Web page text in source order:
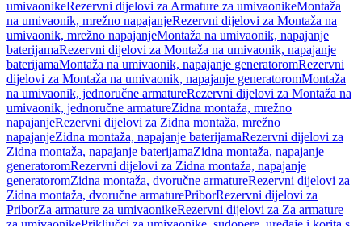
umivaonikeRezervni dijelovi za Armature za umivaonikeMontaža
na umivaonik, mrežno napajanjeRezervni dijelovi za Montaža na
umivaonik, mrežno napajanjeMontaža na umivaonik, napajanje
baterijamaRezervni dijelovi za Montaža na umivaonik, napajanje
baterijamaMontaža na umivaonik, napajanje generatoromRezervni
dijelovi za Montaža na umivaonik, napajanje generatoromMontaža
na umivaonik, jednoručne armatureRezervni dijelovi za Montaža na
umivaonik, jednoručne armatureZidna montaža, mrežno
napajanjeRezervni dijelovi za Zidna montaža, mrežno
napajanjeZidna montaža, napajanje baterijamaRezervni dijelovi za
Zidna montaža, napajanje baterijamaZidna montaža, napajanje
generatoromRezervni dijelovi za Zidna montaža, napajanje
generatoromZidna montaža, dvoručne armatureRezervni dijelovi za
Zidna montaža, dvoručne armaturePriborRezervni dijelovi za
PriborZa armature za umivaonikeRezervni dijelovi za Za armature